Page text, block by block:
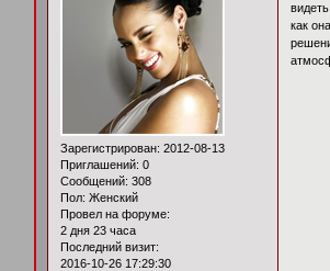
Зарегистрирован: 2012-08-13
Приглашений: 0
Сообщений: 308
Пол: Женский
Провел на форуме:
2 дня 23 часа
Последний визит:
2016-10-26 17:29:30
как